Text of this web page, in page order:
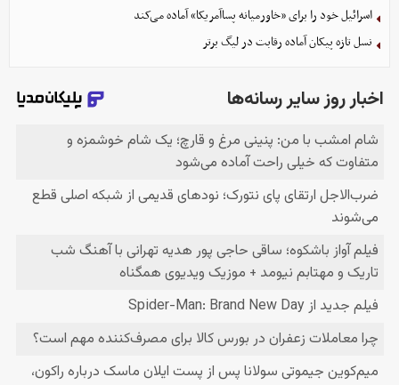
اسرائیل خود را برای «خاورمیانه پساآمریکا» آماده می‌کند
نسل تازه پیکان آماده رقابت در لیگ برتر